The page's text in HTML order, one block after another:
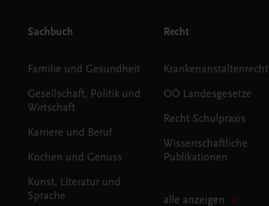
Sachbuch
Familie und Gesundheit
Gesellschaft, Politik und
Wirtschaft
Karriere und Beruf
Kochen und Genuss
Kunst, Literatur und
Sprache
Recht
Krankenanstaltenrecht
OÖ Landesgesetze
Recht Schulpraxis
Wissenschaftliche
Publikationen
alle anzeigen